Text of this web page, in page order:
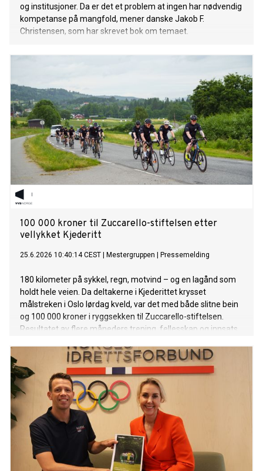
og institusjoner. Da er det et problem at ingen har nødvendig
kompetanse på mangfold, mener danske Jakob F.
Christensen, som har skrevet bok om temaet.
100 000 kroner til Zuccarello-stiftelsen etter
vellykket Kjederitt
25.6.2026 10:40:14 CEST Mestergruppen Pressemelding
180 kilometer på sykkel, regn, motvind – og en lagånd som
holdt hele veien. Da deltakerne i Kjederittet krysset
målstreken i Oslo lørdag kveld, var det med både slitne bein
og 100 000 kroner i ryggsekken til Zuccarello-stiftelsen.
Resultatet av flere måneders trening, fellesskap og innsats